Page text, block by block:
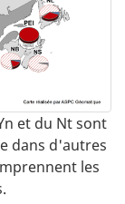
et du Nt sont
dans d'autres
les